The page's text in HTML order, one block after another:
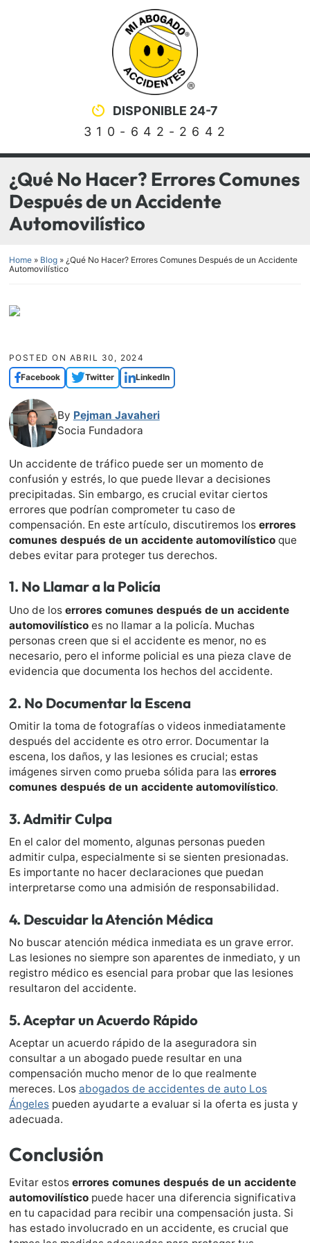
Return home
DISPONIBLE 24-7
310-642-2642
¿Qué No Hacer? Errores Comunes
Después de un Accidente
Automovilístico
Home» Blog» ¿Qué No Hacer? Errores Comunes Después de un Accidente
Automovilístico
POSTED ON ABRIL 30, 2024
Facebook
Twitter LinkedIn
By Pejman Javaheri
Socia Fundadora
Un accidente de tráfico puede ser un momento de
confusión y estrés, lo que puede llevar a decisiones
precipitadas. Sin embargo, es crucial evitar ciertos
errores que podrían comprometer tu caso de
compensación. En este artículo, discutiremos los errores
comunes después de un accidente automovilísticoque
debes evitar para proteger tus derechos.
1. No Llamar a la Policía
Uno de los errores comunes después de un accidente
automovilísticoes no llamar a la policía. Muchas
personas creen que si el accidente es menor, no es
necesario, pero el informe policial es una pieza clave de
evidencia que documenta los hechos del accidente.
2. No Documentar la Escena
Omitir la toma de fotografías o videos inmediatamente
después del accidente es otro error. Documentar la
escena, los daños, y las lesiones es crucial; estas
imágenes sirven como prueba sólida para las errores
comunes después de un accidente automovilístico.
3. Admitir Culpa
En el calor del momento, algunas personas pueden
admitir culpa, especialmente si se sienten presionadas.
Es importante no hacer declaraciones que puedan
interpretarse como una admisión de responsabilidad.
4. Descuidar la Atención Médica
No buscar atención médica inmediata es un grave error.
Las lesiones no siempre son aparentes de inmediato, y un
registro médico es esencial para probar que las lesiones
resultaron del accidente.
5. Aceptar un Acuerdo Rápido
Aceptar un acuerdo rápido de la aseguradora sin
consultar a un abogado puede resultar en una
compensación mucho menor de lo que realmente
mereces. Los abogados de accidentes de auto Los
Ángelespueden ayudarte a evaluar si la oferta es justa y
adecuada.
Conclusión
Evitar estos errores comunes después de un accidente
automovilísticopuede hacer una diferencia significativa
en tu capacidad para recibir una compensación justa. Si
has estado involucrado en un accidente, es crucial que